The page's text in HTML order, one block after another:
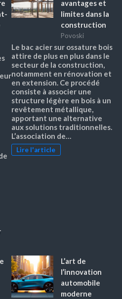
avantages et
limites dans la
construction
Povoski
Le bac acier sur ossature bois
attire de plus en plus dans le
secteur de la construction,
notamment en rénovation et
en extension. Ce procédé
consiste à associer une
structure légère en bois à un
revêtement métallique,
apportant une alternative
aux solutions traditionnelles.
L’association de…
Lire l'article
L’art de
l’innovation
automobile
moderne